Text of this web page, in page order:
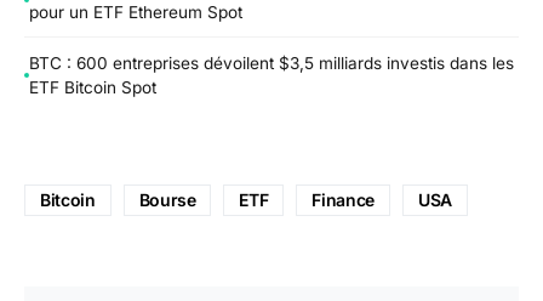
pour un ETF Ethereum Spot
BTC : 600 entreprises dévoilent $3,5 milliards investis dans les
ETF Bitcoin Spot
Bitcoin Bourse ETF Finance USA